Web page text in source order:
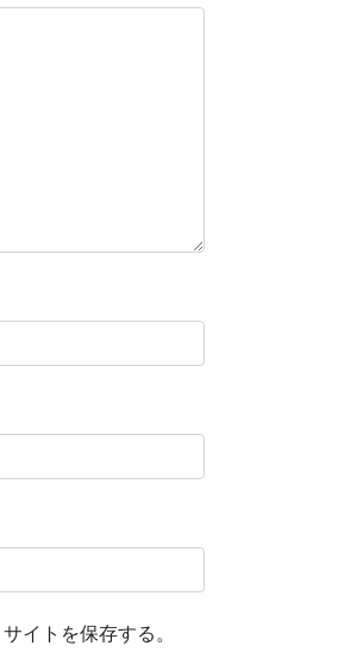
イトを保存する。